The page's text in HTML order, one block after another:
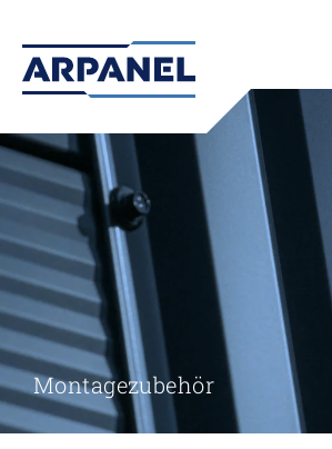
Montagezubehör